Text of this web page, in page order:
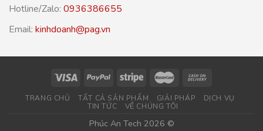
Hotline/Zalo: 0936386655
Email: kinhdoanh@pag.vn
TRANG CHỦ TẤT CẢ SẢN PHẨM GIẢI PHÁP
DỊCH VỤ
TIN TỨC
VỀ CHÚNG TÔI
Phúc An Tech 2026 ©